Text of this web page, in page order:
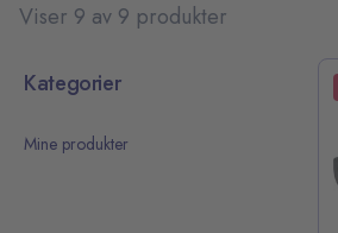
Viser 9 av 9 produkter
over kategoriliste
Kategorier
Mine produkter